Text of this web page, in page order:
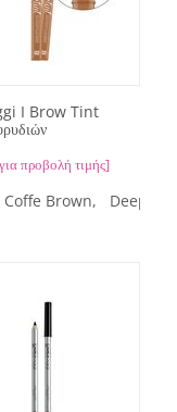
- Medium Blonde,
I Brow Tint
προβολή τιμής]
Coffe Brown, Deep